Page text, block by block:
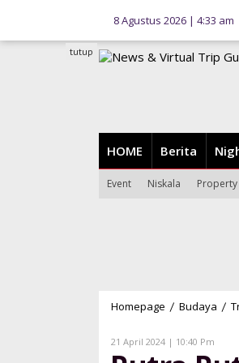
konten
8 Agustus 2026 | 4:33 am
HOME Berita
Event Niskala Property
tutup
Homepage / Budaya /
21 April 2024 | 10:40 Pm